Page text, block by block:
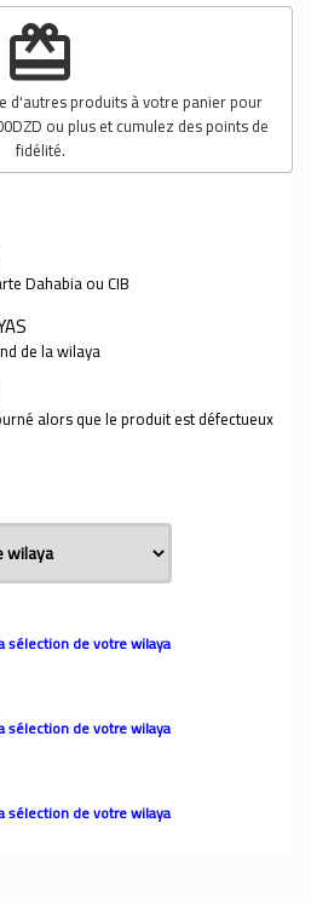
redeem
d'autres produits à votre panier pour
ou plus et cumulez des points de
fidélité.
Dahabia ou CIB
de la wilaya
alors que le produit est défectueux
sélection de votre wilaya
sélection de votre wilaya
sélection de votre wilaya